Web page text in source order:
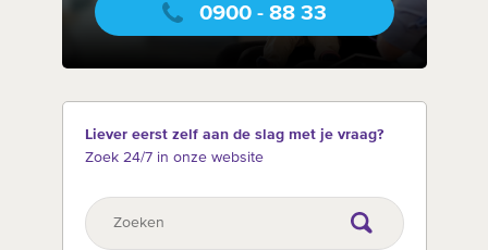
0900 - 88 33
Liever eerst zelf aan de slag met je vraag?
Zoek 24/7 in onze website